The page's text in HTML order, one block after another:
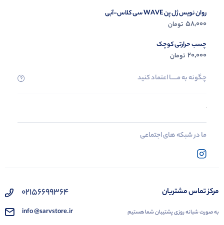
روان نویس ژل پن WAVE سی کلاس-آبی
58,000 تومان
چسب حرارتی کوچک
20,000 تومان
چگونه به مــــــا اعتماد کنید
ما در شبکه های اجتماعی
مرکز تماس مشتریان
به صورت شبانه روزی پشتیبان شما هستیم
02156699364
info @sarvstore.ir